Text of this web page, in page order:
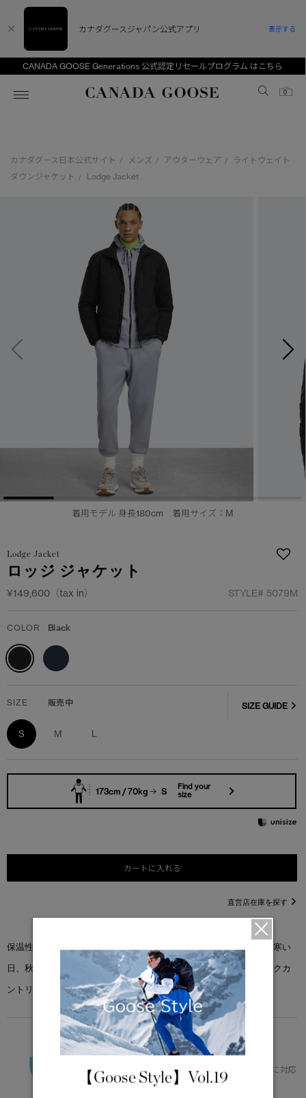
CANADA GOOSE Generations 公式認定リセールプログラム はこちら
Canada Goose
0
スノーグース
ディスカバー
アンバサダー
スプリングコレクション
ウィメンズ TOP
新着アイテム
ベストセラー
サマー 26 コレクション
サマー 26 コレクションLOOK
日本限定モデル
スノーグース
メイドインジャパンTシャツ
アウターウェア
アパレル
アクセサリー
フットウェア
メンズ TOP
新着アイテム
ベストセラー
サマー 26 コレクション
サマー 26 コレクションLOOK
日本限定モデル
スノーグース
メイドインジャパンTシャツ
アウターウェア
アパレル
アクセサリー
フットウェア
キッズ TOP
ベビー（0‐24ヵ月)
キッズ（2‐7歳)
ユース（6＋歳)
コレクション
CANADA GOOSE Generationsは、アウター
ウェアの下取り・再販を通じて、長く愛される製
品の価値を受け継いでいきます。
アーカイブの希少なピースもご覧いただけます。
詳しく見る
カナダグース日本公式サイト / メンズ / アウターウェア /
ライトウェイト
ダウンジャケット
/ Lodge Jacket
着用モデル 身長180cm 着用サイズ：M
Lodge Jacket
ロッジ ジャケット
¥149,600（tax in） STYLE# 5079M
COLOR Black
SIZE 販売中
S M L
SIZE GUIDE
173cm / 70kg S
Find your
size
カートに入れる
直営店在庫を探す
保温性と防水性に優れたロッジジャケットは、冬の暖かい日や春の寒い
日、秋の夜にぴったりの１着。内ポケットに収納可能なため、バックカ
ントリーでのアクティビティに最適です。
VERSATILE
0°C / -15°C
体の芯を冷やさず、快適。幅広いニーズに対応
Learn more about TEI
カナダグースジャパン公式アプリ 表示する
【Goose Style】Vol.19